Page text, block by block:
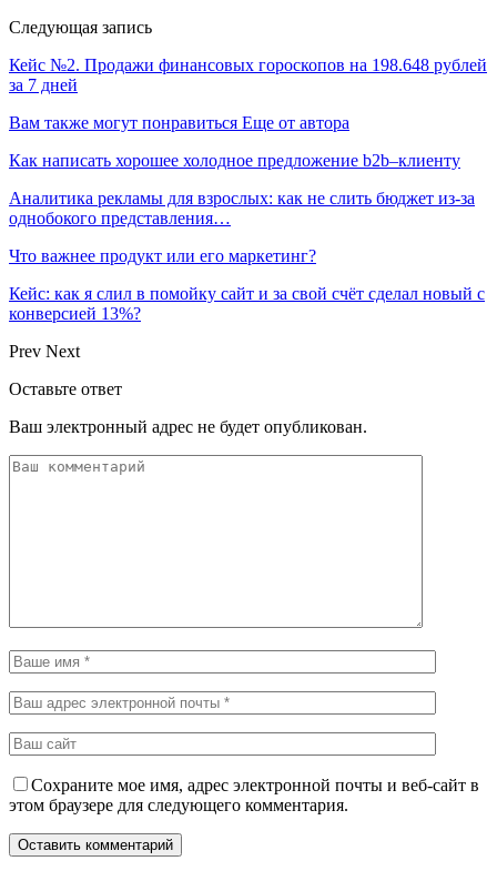
Следующая запись
Кейс №2. Продажи финансовых гороскопов на 198.648 рублей
за 7 дней
Вам также могут понравиться Еще от автора
Как написать хорошее холодное предложение b2b–клиенту
Аналитика рекламы для взрослых: как не слить бюджет из-за
однобокого представления…
Что важнее продукт или его маркетинг?
Кейс: как я слил в помойку сайт и за свой счёт сделал новый с
конверсией 13%?
Prev Next
Оставьте ответ
Ваш электронный адрес не будет опубликован.
Сохраните мое имя, адрес электронной почты и веб-сайт в
этом браузере для следующего комментария.